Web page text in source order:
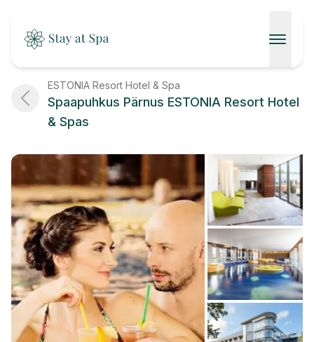
AVALEHT
SPAAD
ESTONIA Resort Hotel & Spa
Spaapuhkus Pärnus ESTONIA Resort Hotel
& Spas